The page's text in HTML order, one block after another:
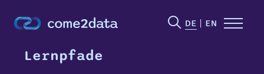
DE EN
Lernpfade